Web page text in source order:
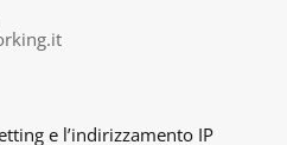
e l’indirizzamento IP